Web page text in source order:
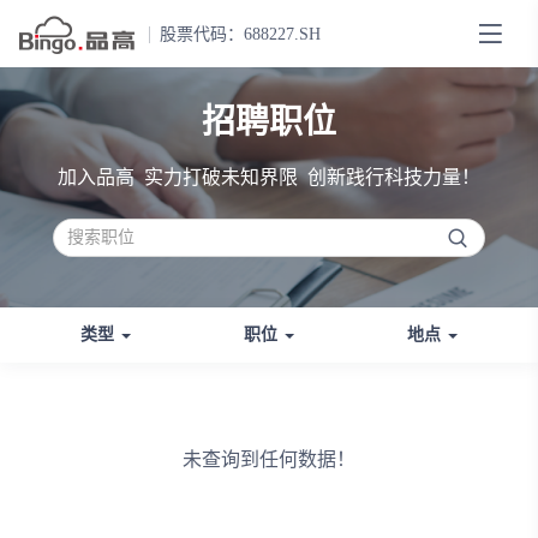
股票代码：688227.SH
招聘职位
加入品高 实力打破未知界限 创新践行科技力量！
类型 职位 地点
未查询到任何数据！